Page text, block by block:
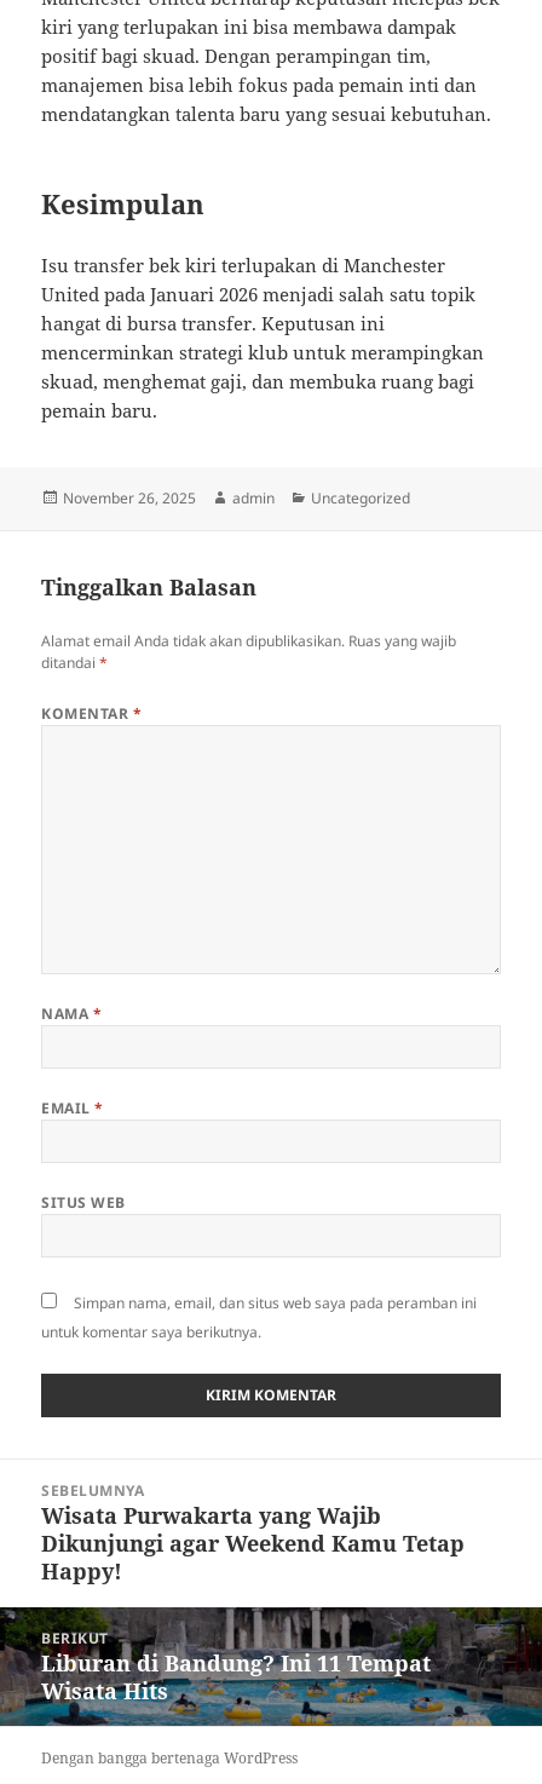
kiri yang terlupakan ini bisa membawa dampak
positif bagi skuad. Dengan perampingan tim,
manajemen bisa lebih fokus pada pemain inti dan
mendatangkan talenta baru yang sesuai kebutuhan.
Kesimpulan
Isu transfer bek kiri terlupakan di Manchester
United pada Januari 2026 menjadi salah satu topik
hangat di bursa transfer. Keputusan ini
mencerminkan strategi klub untuk merampingkan
skuad, menghemat gaji, dan membuka ruang bagi
pemain baru.
Diposkan
November 26, 2025 Penulis
admin Kategori
Uncategorized
Tinggalkan Balasan
Alamat email Anda tidak akan dipublikasikan. Ruas yang wajib
ditandai*
KOMENTAR *
NAMA *
EMAIL*
SITUS WEB
Simpan nama, email, dan situs web saya pada peramban ini
untuk komentar saya berikutnya.
SEBELUMNYA
Pos
sebelumnya:
Wisata Purwakarta yang Wajib
Dikunjungi agar Weekend Kamu Tetap
Happy!
BERIKUT
Pos
berikutnya:
Liburan di Bandung? Ini 11 Tempat
Wisata Hits
Dengan bangga bertenaga WordPress